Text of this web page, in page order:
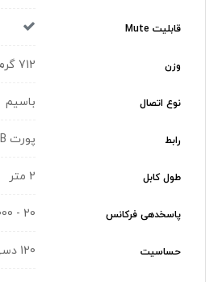
قابلیت Mute
وزن 712 گرم
نوع اتصال باسیم
رابط پورت USB
طول کابل 2 متر
پاسخدهی فرکانس 20 - 20000 هرتز
حساسیت 120 دسی‌بل